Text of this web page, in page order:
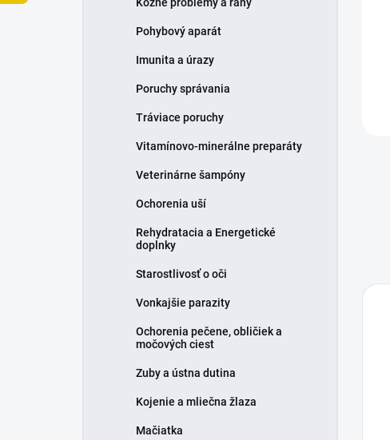
Pohybový aparát
Imunita a úrazy
Poruchy správania
Tráviace poruchy
Vitamínovo-minerálne preparáty
Veterinárne šampóny
Ochorenia uší
Rehydratacia a Energetické
doplnky
Starostlivosť o oči
Vonkajšie parazity
Ochorenia pečene, obličiek a
močových ciest
Zuby a ústna dutina
Kojenie a mliečna žlaza
Mačiatka